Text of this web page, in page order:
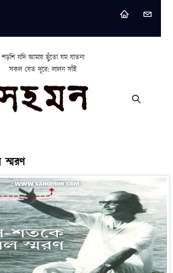
পড়শি যদি আমায় ছুঁতো যম যাতনা
সকল যেত দূরে: লালন সাঁই